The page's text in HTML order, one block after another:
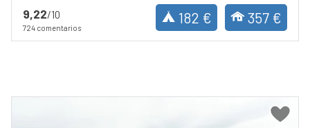
9,22/10
724 comentarios
182 € 357 €